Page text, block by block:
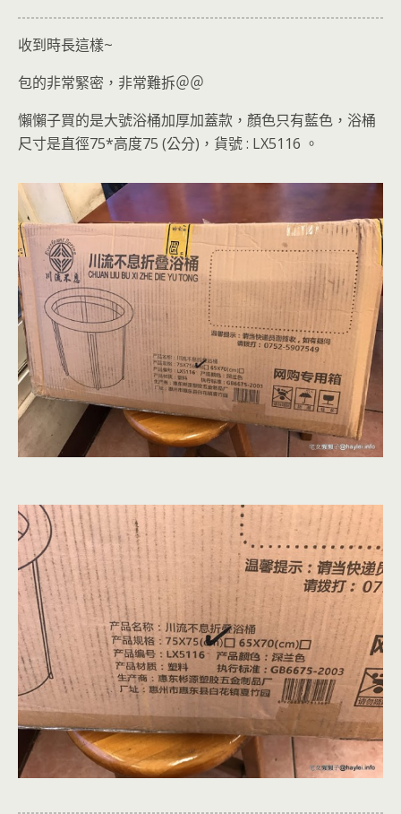
收到時長這樣~
包的非常緊密，非常難拆＠＠
懶懶子買的是大號浴桶加厚加蓋款，顏色只有藍色，浴桶
尺寸是直徑75*高度75 (公分)，貨號 : LX5116 。